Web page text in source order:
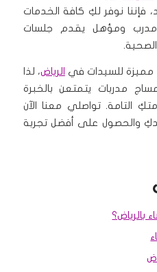
فإننا نوفر لكِ كافة الخدمات
مدرب ومؤهل يقدم جلسات
الصحية.
مميزة للسيدات في الرياض، لذا
مدربات يتمتعن بالخبرة
التامة. تواصلي معنا الآن
والحصول على أفضل تجربة
بالرياض؟